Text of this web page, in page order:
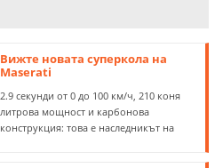
Вижте новата суперкола на
Maserati
2.9 секунди от 0 до 100 км/ч, 210 коня
литрова мощност и карбонова
конструкция: това е наследникът на